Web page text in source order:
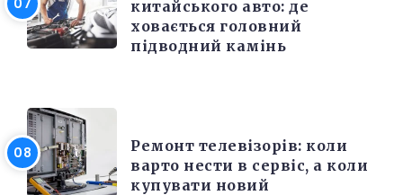
китайського авто: де
ховається головний
підводний камінь
Ремонт телевізорів: коли
варто нести в сервіс, а коли
купувати новий